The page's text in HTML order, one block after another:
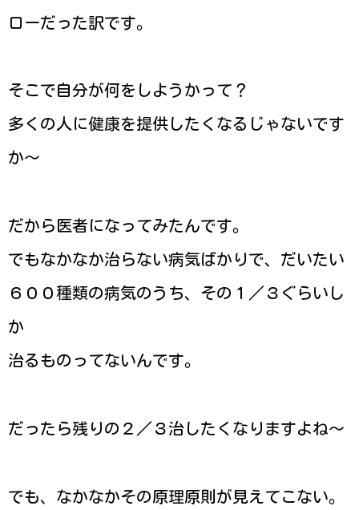
ローだった訳です。
そこで自分が何をしようかって？
多くの人に健康を提供したくなるじゃないです
か〜
だから医者になってみたんです。
でもなかなか治らない病気ばかりで、だいたい
６００種類の病気のうち、その１／３ぐらいし
か
治るものってないんです。
だったら残りの２／３治したくなりますよね〜
でも、なかなかその原理原則が見えてこない。